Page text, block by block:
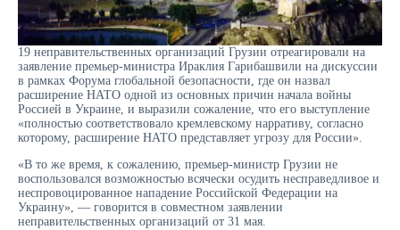
19 неправительственных организаций Грузии отреагировали на
заявление премьер-министра Ираклия Гарибашвили на дискуссии
в рамках Форума глобальной безопасности, где он назвал
расширение НАТО одной из основных причин начала войны
Россией в Украине, и выразили сожаление, что его выступление
«полностью соответствовало кремлевскому нарративу, согласно
которому, расширение НАТО представляет угрозу для России».
«В то же время, к сожалению, премьер-министр Грузии не
воспользовался возможностью всячески осудить несправедливое и
неспровоцированное нападение Российской Федерации на
Украину», — говорится в совместном заявлении
неправительственных организаций от 31 мая.